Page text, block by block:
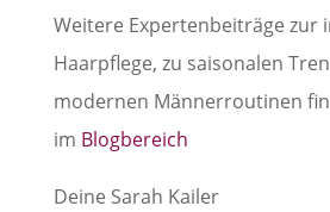
Weitere Expertenbeiträge zur
Haarpflege, zu saisonalen
modernen Männerroutinen
im Blogbereich
Deine Sarah Kailer